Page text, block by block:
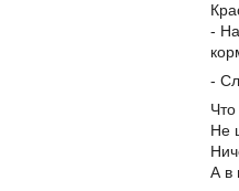
-
-
Не
А в